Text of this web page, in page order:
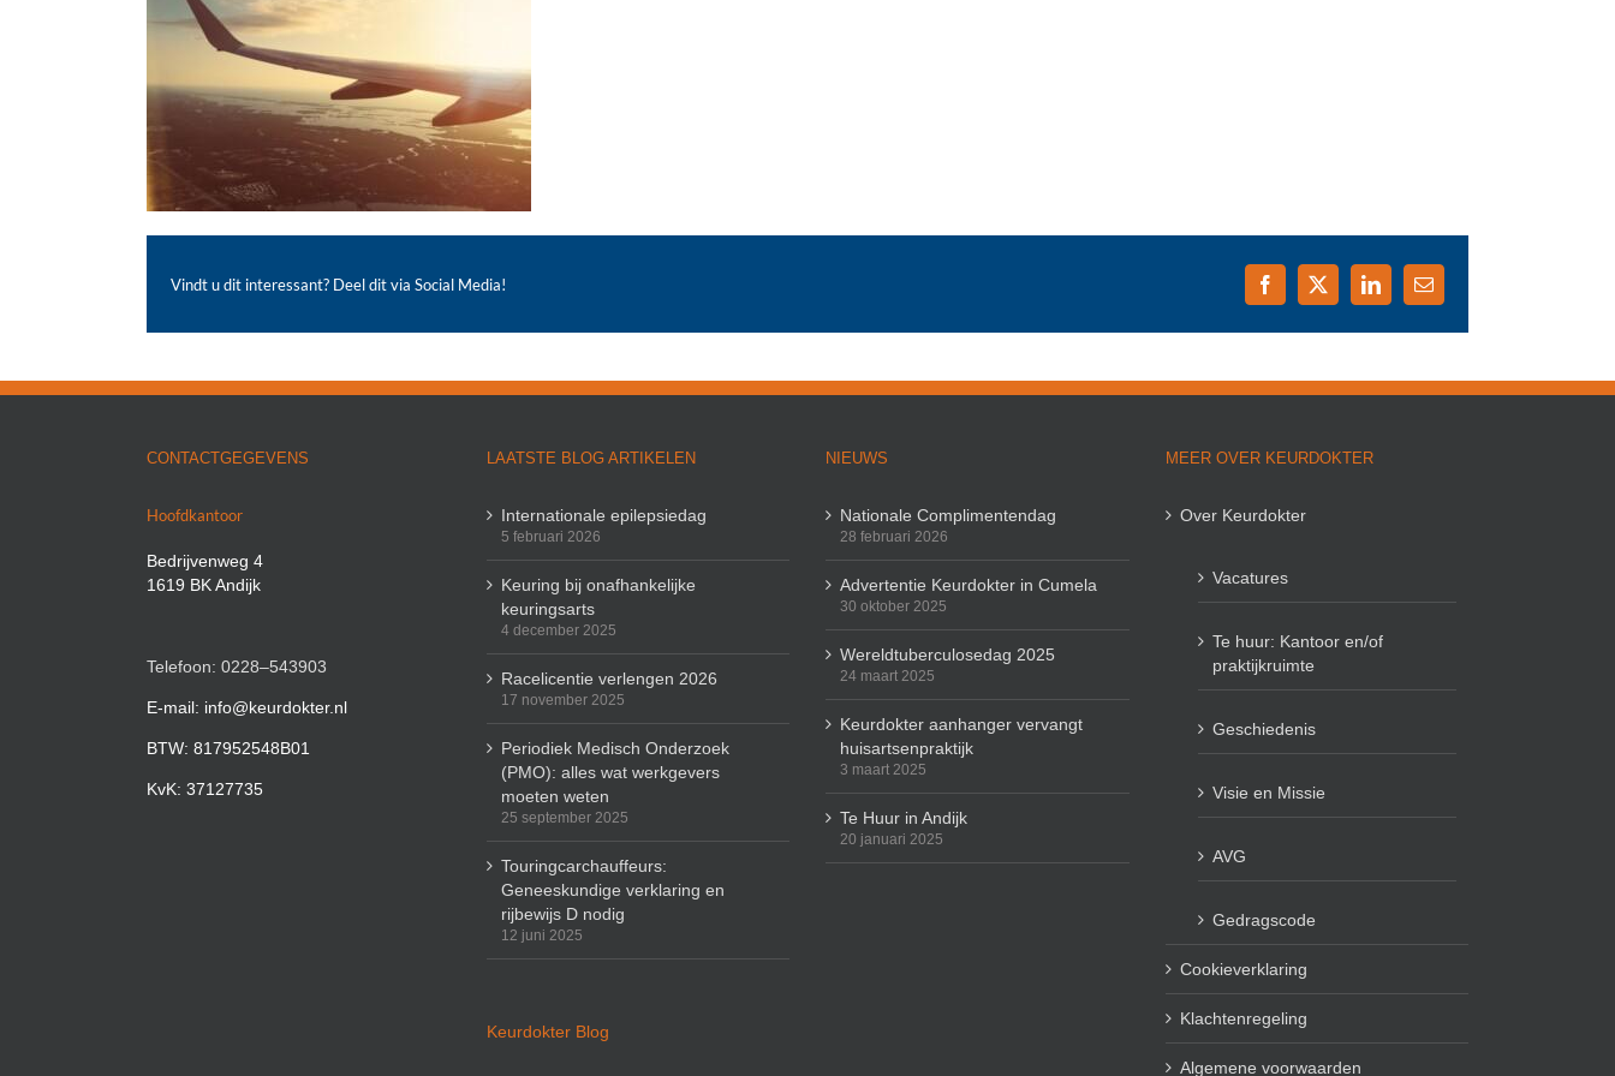
Vindt u dit interessant? Deel dit via Social Media! Facebook
X LinkedIn
E-
mail
CONTACTGEGEVENS
Hoofdkantoor
Bedrijvenweg 4
1619 BK Andijk
Telefoon: 0228–543903
E-mail: info@keurdokter.nl
BTW: 817952548B01
KvK: 37127735
LAATSTE BLOG ARTIKELEN
Internationale epilepsiedag
5 februari 2026
Keuring bij onafhankelijke
keuringsarts
4 december 2025
Racelicentie verlengen 2026
17 november 2025
Periodiek Medisch Onderzoek
(PMO): alles wat werkgevers
moeten weten
25 september 2025
Touringcarchauffeurs:
Geneeskundige verklaring en
rijbewijs D nodig
12 juni 2025
Keurdokter Blog
NIEUWS
Nationale Complimentendag
28 februari 2026
Advertentie Keurdokter in Cumela
30 oktober 2025
Wereldtuberculosedag 2025
24 maart 2025
Keurdokter aanhanger vervangt
huisartsenpraktijk
3 maart 2025
Te Huur in Andijk
20 januari 2025
MEER OVER KEURDOKTER
Over Keurdokter
Vacatures
Te huur: Kantoor en/of
praktijkruimte
Geschiedenis
Visie en Missie
AVG
Gedragscode
Cookieverklaring
Klachtenregeling
Algemene voorwaarden